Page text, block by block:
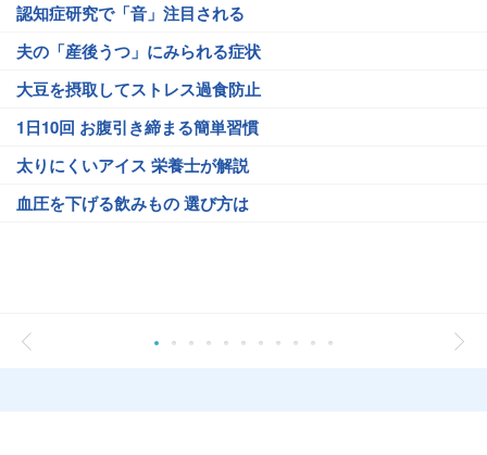
認知症研究で「音」注目される
夫の「産後うつ」にみられる症状
大豆を摂取してストレス過食防止
1日10回 お腹引き締まる簡単習慣
太りにくいアイス 栄養士が解説
血圧を下げる飲みもの 選び方は